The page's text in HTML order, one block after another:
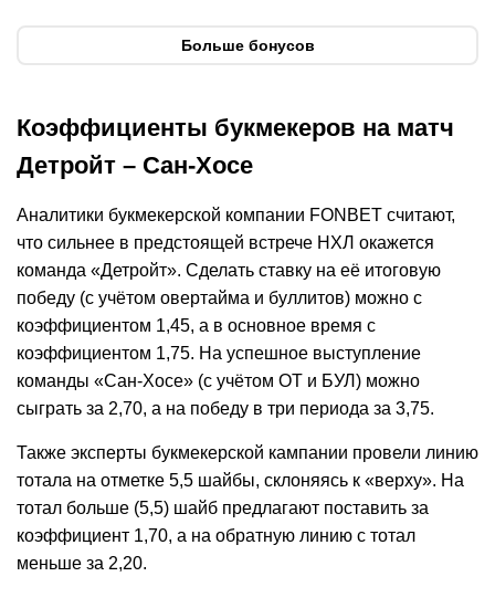
Больше бонусов
Коэффициенты букмекеров на матч
Детройт – Сан-Хосе
Аналитики букмекерской компании FONBET считают,
что сильнее в предстоящей встрече НХЛ окажется
команда «Детройт». Сделать ставку на её итоговую
победу (с учётом овертайма и буллитов) можно с
коэффициентом 1,45, а в основное время с
коэффициентом 1,75. На успешное выступление
команды «Сан-Хосе» (с учётом ОТ и БУЛ) можно
сыграть за 2,70, а на победу в три периода за 3,75.
Также эксперты букмекерской кампании провели линию
тотала на отметке 5,5 шайбы, склоняясь к «верху». На
тотал больше (5,5) шайб предлагают поставить за
коэффициент 1,70, а на обратную линию с тотал
меньше за 2,20.